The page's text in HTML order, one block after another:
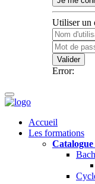
Utiliser un
Valider
Error:
Accueil
Les formations
Catalogue